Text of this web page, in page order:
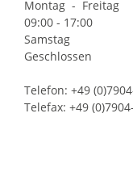
Montag - Freitag
09:00 - 17:00
Samstag
Geschlossen
Telefon: +49
Telefax: +49